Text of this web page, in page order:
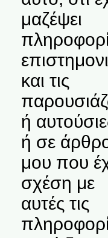
μαζέψει
και τις
ή
ή σε
μου που
σχέση με
αυτές τις